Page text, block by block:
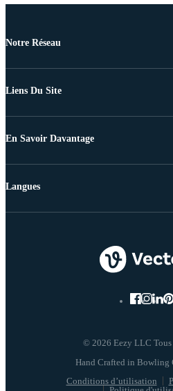
Notre Réseau
Liens Du Site
En Savoir Davantage
© 2026 Eezy LLC Tous
Conditions d’utilisation
Langues